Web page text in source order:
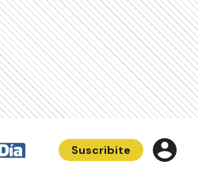
Suscribite